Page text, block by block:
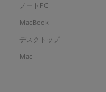
ノートPC
MacBook
デスクトップ
Mac